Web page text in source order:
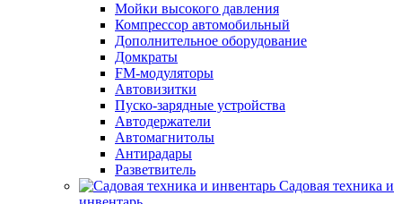
Мойки высокого давления
Компрессор автомобильный
Дополнительное оборудование
Домкраты
FM-модуляторы
Автовизитки
Пуско-зарядные устройства
Автодержатели
Автомагнитолы
Антирадары
Разветвитель
Садовая техника и